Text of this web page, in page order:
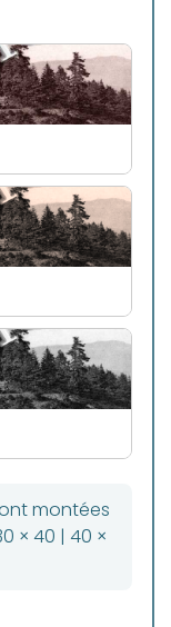
montées
× 40 | 40 ×